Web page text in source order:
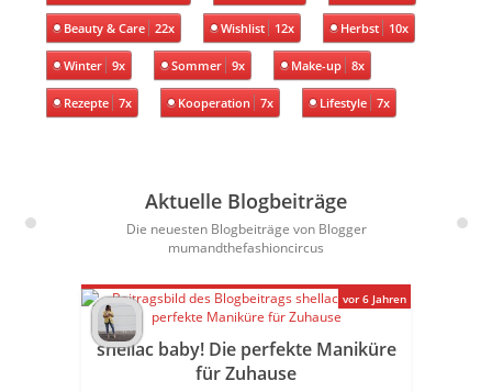
Beauty & Care 22x Wishlist 12x Herbst 10x
Winter 9x Sommer 9x Make-up 8x
Rezepte 7x Kooperation 7x Lifestyle 7x
Aktuelle Blogbeiträge
Die neuesten Blogbeiträge von Blogger
mumandthefashioncircus
shellac baby! Die perfekte Maniküre
für Zuhause
vor 6 Jahren